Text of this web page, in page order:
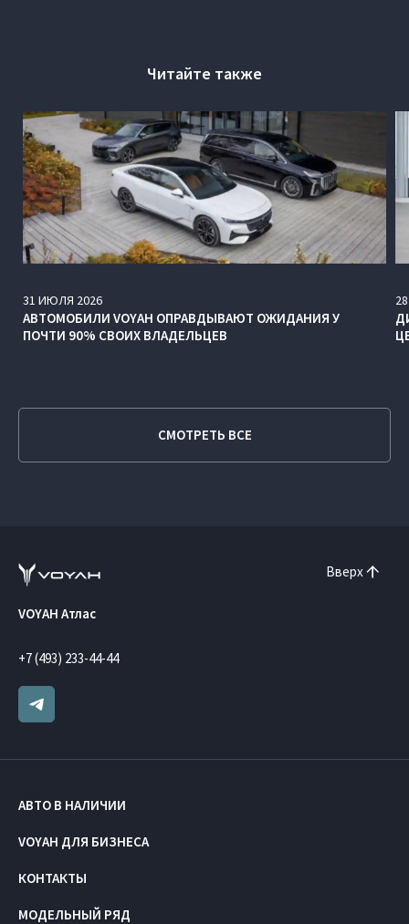
Читайте также
31 ИЮЛЯ 2026
АВТОМОБИЛИ VOYAH ОПРАВДЫВАЮТ ОЖИДАНИЯ У
ПОЧТИ 90% СВОИХ ВЛАДЕЛЬЦЕВ
28
СМОТРЕТЬ ВСЕ
Вверх
VOYAH Атлас
+7 (493) 233-44-44
АВТО В НАЛИЧИИ
VOYAH ДЛЯ БИЗНЕСА
КОНТАКТЫ
МОДЕЛЬНЫЙ РЯД